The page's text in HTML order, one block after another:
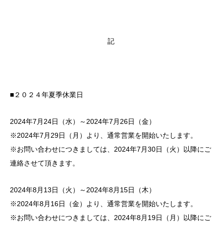
記
■２０２４年夏季休業日
2024年7月24日（水）～2024年7月26日（金）
※2024年7月29日（月）より、通常営業を開始いたします。
※お問い合わせにつきましては、2024年7月30日（火）以降にご
連絡させて頂きます。
2024年8月13日（火）～2024年8月15日（木）
※2024年8月16日（金）より、通常営業を開始いたします。
※お問い合わせにつきましては、2024年8月19日（月）以降にご